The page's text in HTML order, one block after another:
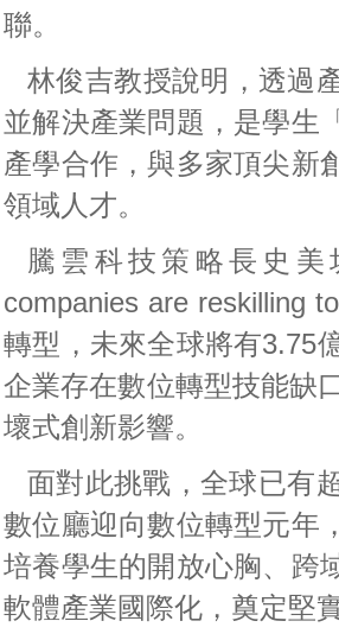
聯。
林俊吉教授說明，透過
並解決產業問題，是學生
產學合作，與多家頂尖新
領域人才。
騰雲科技策略長史美
companies are reskilling
轉型，未來全球將有3.75
企業存在數位轉型技能缺
壞式創新影響。
面對此挑戰，全球已有
數位廳迎向數位轉型元年
培養學生的開放心胸、跨
軟體產業國際化，奠定堅